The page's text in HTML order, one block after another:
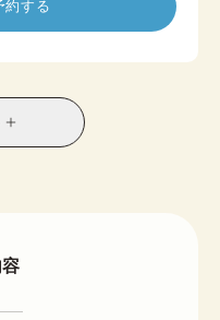
柄が多く、見た目に
にもおすすめ。帯や
ュアルにも上品にも
コーディネートが叶
り異なります。
約する